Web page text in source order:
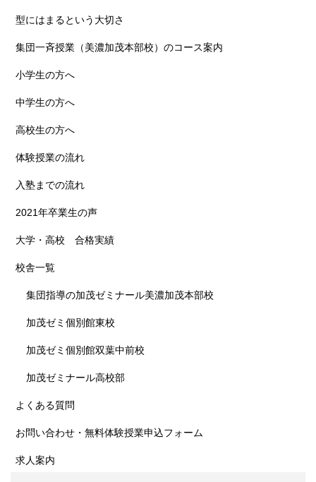
型にはまるという大切さ
集団一斉授業（美濃加茂本部校）のコース案内
小学生の方へ
中学生の方へ
高校生の方へ
体験授業の流れ
入塾までの流れ
2021年卒業生の声
大学・高校 合格実績
校舎一覧
集団指導の加茂ゼミナール美濃加茂本部校
加茂ゼミ個別館東校
加茂ゼミ個別館双葉中前校
加茂ゼミナール高校部
よくある質問
お問い合わせ・無料体験授業申込フォーム
求人案内